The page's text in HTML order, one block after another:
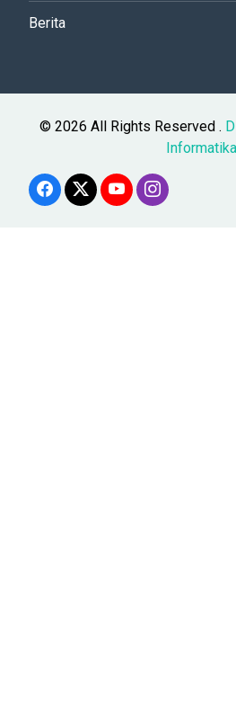
Berita
© 2026 All Rights Reserved .
Informatika